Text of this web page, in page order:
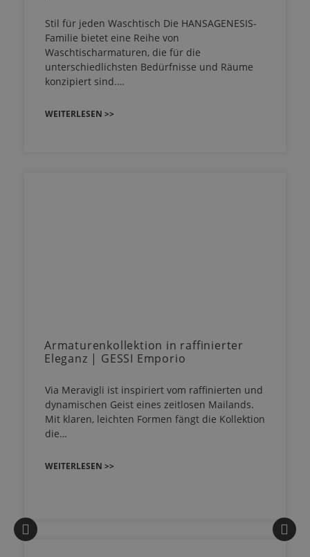
Stil für jeden Waschtisch Die HANSAGENESIS-
Familie bietet eine Reihe von
Waschtischarmaturen, die für die
unterschiedlichsten Bedürfnisse und Räume
konzipiert sind.…
WEITERLESEN >>
Armaturenkollektion in raffinierter
Eleganz | GESSI Emporio
Via Meravigli ist inspiriert vom raffinierten und
dynamischen Geist eines zeitlosen Mailands.
Mit klaren, leichten Formen fängt die Kollektion
die…
WEITERLESEN >>